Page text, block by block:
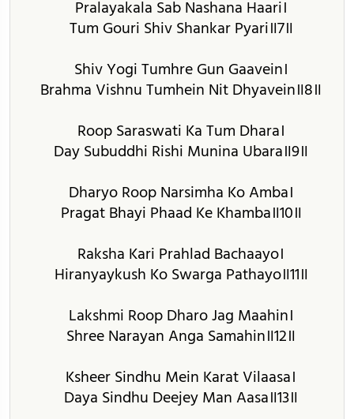
Pralayakala Sab Nashana Haari।
Tum Gouri Shiv Shankar Pyari॥7॥
Shiv Yogi Tumhre Gun Gaavein।
Brahma Vishnu Tumhein Nit Dhyavein॥8॥
Roop Saraswati Ka Tum Dhara।
Day Subuddhi Rishi Munina Ubara॥9॥
Dharyo Roop Narsimha Ko Amba।
Pragat Bhayi Phaad Ke Khamba॥10॥
Raksha Kari Prahlad Bachaayo।
Hiranyaykush Ko Swarga Pathayo॥11॥
Lakshmi Roop Dharo Jag Maahin।
Shree Narayan Anga Samahin॥12॥
Ksheer Sindhu Mein Karat Vilaasa।
Daya Sindhu Deejey Man Aasa॥13॥